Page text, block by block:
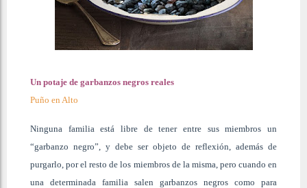
Un potaje de garbanzos negros reales
Puño en Alto
Ninguna familia está libre de tener entre sus miembros un
“garbanzo negro”, y debe ser objeto de reflexión, además de
purgarlo, por el resto de los miembros de la misma, pero cuando en
una determinada familia salen garbanzos negros como para